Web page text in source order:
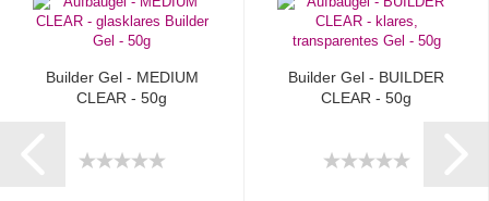
Builder Gel - MEDIUM
CLEAR - 50g
Builder Gel - BUILDER
CLEAR - 50g